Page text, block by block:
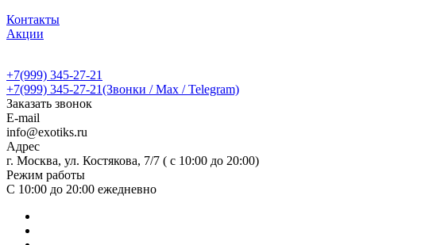
Контакты
Акции
+7(999) 345-27-21
+7(999) 345-27-21(Звонки / Max / Telegram)
Заказать звонок
E-mail
info@exotiks.ru
Адрес
г. Москва, ул. Костякова, 7/7 ( с 10:00 до 20:00)
Режим работы
С 10:00 до 20:00 ежедневно